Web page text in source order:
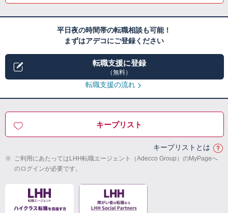
平日夜の時間帯の転職相談も可能！
まずはアデコにご登録ください
転職支援に登録
（無料）
転職支援の流れ
キープリスト
キープリストとは
※ ご利用にあたってはLHH転職エージェント（Adecco Group）のMyPageへ
のログインが必要です。